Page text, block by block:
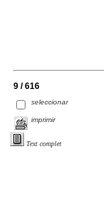
9 / 616
seleccionar
imprimir
Text complet